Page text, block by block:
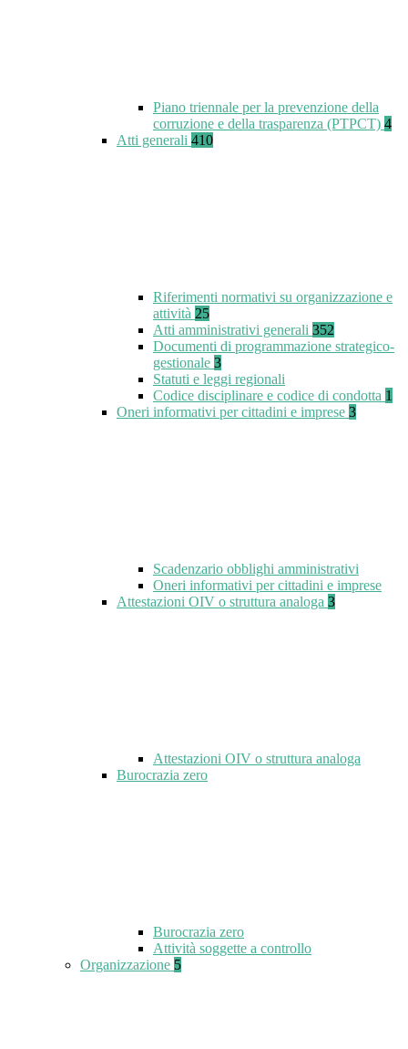
Piano triennale per la prevenzione della
corruzione e della trasparenza (PTPCT) 4
Atti generali 410
Riferimenti normativi su organizzazione e
attività 25
Atti amministrativi generali 352
Documenti di programmazione strategico-
gestionale 3
Statuti e leggi regionali
Codice disciplinare e codice di condotta 1
Oneri informativi per cittadini e imprese 3
Scadenzario obblighi amministrativi
Oneri informativi per cittadini e imprese
Attestazioni OIV o struttura analoga 3
Attestazioni OIV o struttura analoga
Burocrazia zero
Burocrazia zero
Attività soggette a controllo
Organizzazione 5